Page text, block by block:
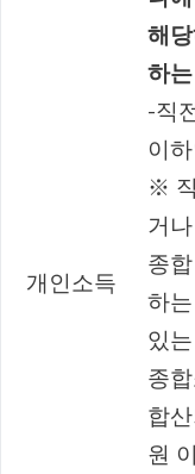
개인소득
해
하
-직
이
※
거
종
하
있
종
합
원